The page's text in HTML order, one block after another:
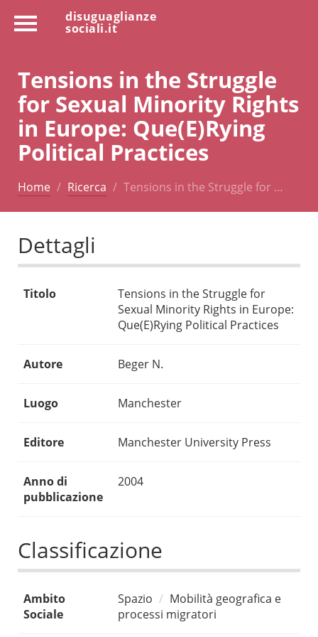
disuguaglianze
sociali.it
Tensions in the Struggle
for Sexual Minority Rights
in Europe: Que(E)Rying
Political Practices
Home Ricerca Tensions in the Struggle for …
Dettagli
Titolo
Tensions in the Struggle for
Sexual Minority Rights in Europe:
Que(E)Rying Political Practices
Autore Beger N.
Luogo Manchester
Editore Manchester University Press
Anno di
pubblicazione
2004
Classificazione
Ambito
Sociale
Spazio
Mobilità geografica e
processi migratori